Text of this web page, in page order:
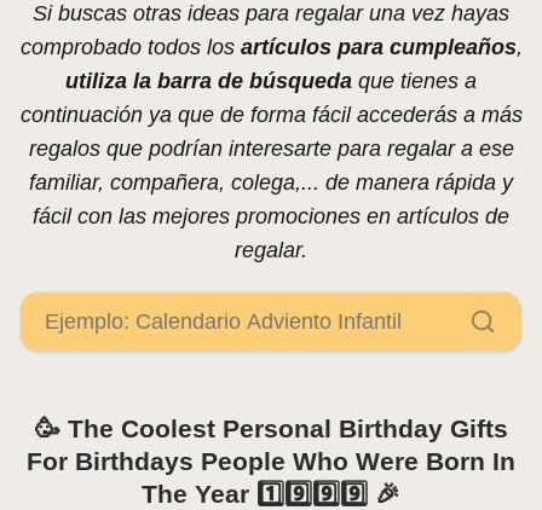
Si buscas otras ideas para regalar una vez hayas
comprobado todos los artículos para cumpleaños,
utiliza la barra de búsqueda que tienes a
continuación ya que de forma fácil accederás a más
regalos que podrían interesarte para regalar a ese
familiar, compañera, colega,... de manera rápida y
fácil con las mejores promociones en artículos de
regalar.
🥳 The Coolest Personal Birthday Gifts
For Birthdays People Who Were Born In
The Year 1️⃣9️⃣9️⃣9️⃣ 🎉